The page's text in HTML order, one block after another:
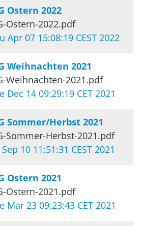
Ostern 2022
Ostern-2022.pdf
Apr 07 15:08:19 CEST 2022
Weihnachten 2021
Weihnachten-2021.pdf
Dec 14 09:29:19 CET 2021
Sommer/Herbst 2021
Sommer-Herbst-2021.pdf
10 11:51:31 CEST 2021
Ostern 2021
Ostern-2021.pdf
Mar 23 09:23:43 CET 2021